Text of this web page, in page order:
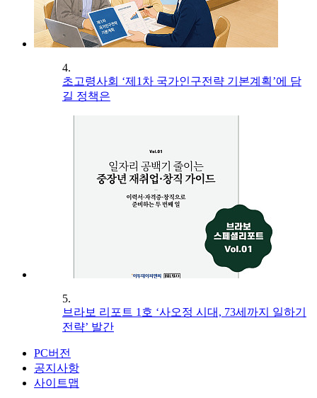
4.
초고령사회 ‘제1차 국가인구전략 기본계획’에 담
길 정책은
5.
브라보 리포트 1호 ‘사오정 시대, 73세까지 일하기
전략’ 발간
PC버전
공지사항
사이트맵